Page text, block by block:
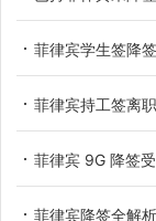
菲律宾学生签降
菲律宾持工签离
菲律宾 9G 降签受
菲律宾降签全解析：9G/